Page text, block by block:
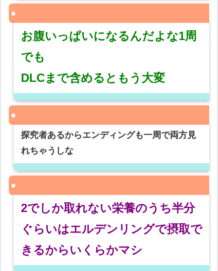
お腹いっぱいになるんだよな1周
でも
DLCまで含めるともう大変
探究者あるからエンディングも一周で両方見
れちゃうしな
2でしか取れない栄養のうち半分
ぐらいはエルデンリングで摂取で
きるからいくらかマシ